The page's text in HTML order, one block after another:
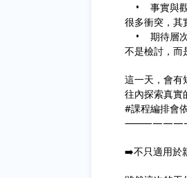
• 事實與
很多衝突，其
• 期待層次
不是檢討，而
這一天，會有
往內探索真實
#課程編排會
➡️不只適用於